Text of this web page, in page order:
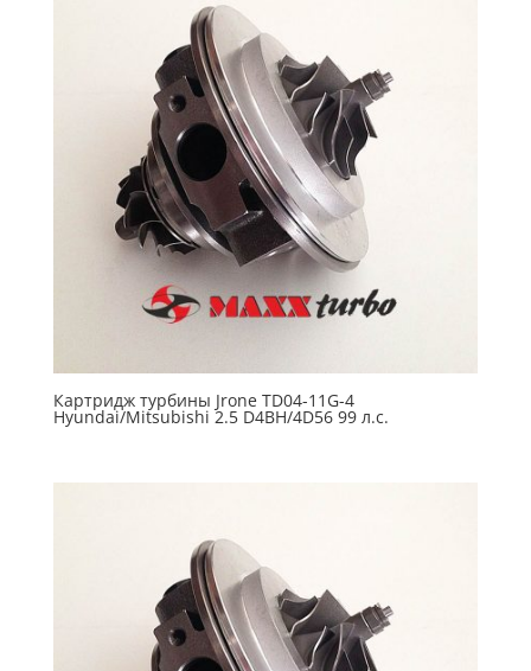
Картридж турбины Jrone TD04-11G-4
Hyundai/Mitsubishi 2.5 D4BH/4D56 99 л.с.